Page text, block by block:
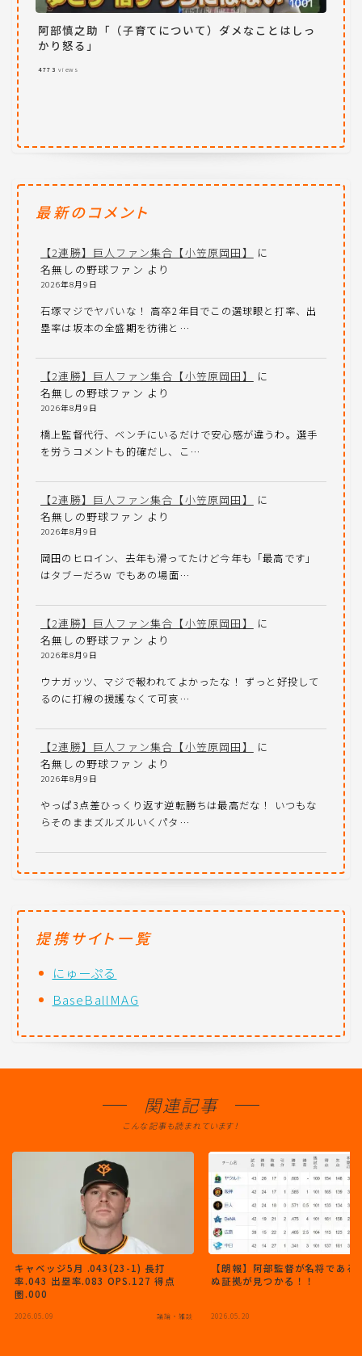
阿部慎之助「（子育てについて）ダメなことはしっ
かり怒る」
4773 views
最新のコメント
【2連勝】巨人ファン集合【小笠原岡田】
に
名無しの野球ファン より
2026年8月9日
石塚マジでヤバいな！ 高卒2年目でこの選球眼と打率、出
塁率は坂本の全盛期を彷彿と…
【2連勝】巨人ファン集合【小笠原岡田】
に
名無しの野球ファン より
2026年8月9日
橋上監督代行、ベンチにいるだけで安心感が違うわ。選手
を労うコメントも的確だし、こ…
【2連勝】巨人ファン集合【小笠原岡田】
に
名無しの野球ファン より
2026年8月9日
岡田のヒロイン、去年も滑ってたけど今年も「最高です」
はタブーだろw でもあの場面…
【2連勝】巨人ファン集合【小笠原岡田】
に
名無しの野球ファン より
2026年8月9日
ウナガッツ、マジで報われてよかったな！ ずっと好投して
るのに打線の援護なくて可哀…
【2連勝】巨人ファン集合【小笠原岡田】
に
名無しの野球ファン より
2026年8月9日
やっぱ3点差ひっくり返す逆転勝ちは最高だな！ いつもな
らそのままズルズルいくパタ…
提携サイト一覧
にゅーぷる
BaseBallMAG
関連記事
こんな記事も読まれています！
キャベッジ5月 .043(23-1) 長打
率.043 出塁率.083 OPS.127 得点
圏.000
2026.05.09 議論・雑談
【朗報】阿部監督が名将である
ぬ証拠が見つかる！！
2026.05.20